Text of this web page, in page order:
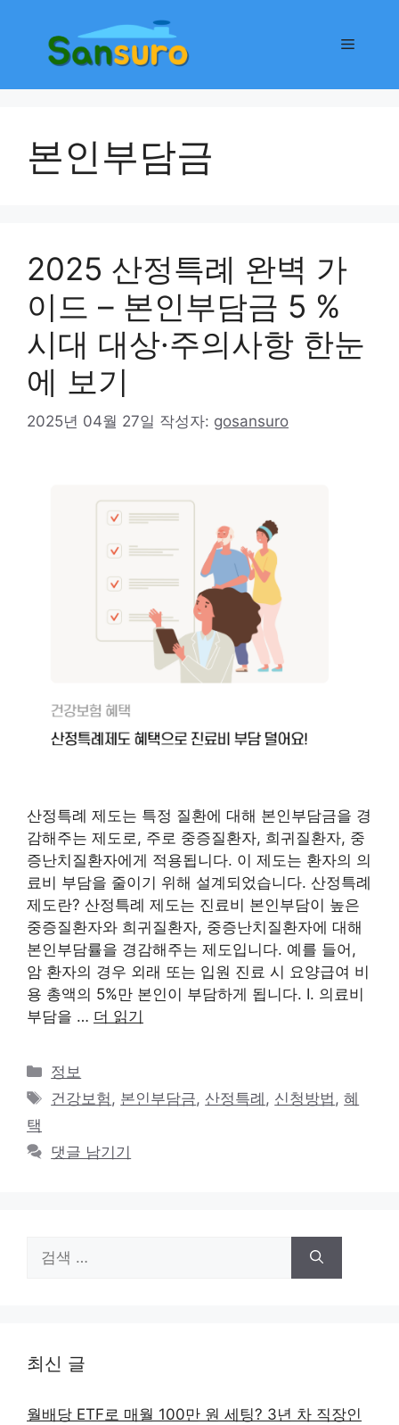
메
본인부담금
2025 산정특례 완벽 가
이드 – 본인부담금 5 %
시대 대상·주의사항 한눈
에 보기
2025년 04월 27일 작성자: gosansuro
산정특례 제도는 특정 질환에 대해 본인부담금을 경
감해주는 제도로, 주로 중증질환자, 희귀질환자, 중
증난치질환자에게 적용됩니다. 이 제도는 환자의 의
료비 부담을 줄이기 위해 설계되었습니다. 산정특례
제도란? 산정특례 제도는 진료비 본인부담이 높은
중증질환자와 희귀질환자, 중증난치질환자에 대해
본인부담률을 경감해주는 제도입니다. 예를 들어,
암 환자의 경우 외래 또는 입원 진료 시 요양급여 비
용 총액의 5%만 본인이 부담하게 됩니다. I. 의료비
부담을 … 더 읽기
카
테
정보
태
건강보험, 본인부담금, 산정특례 , 신청방법,혜
택
댓글 남기기
색:
최신 글
월배당 ETF로 매월 100만 원 세팅? 3년 차 직장인